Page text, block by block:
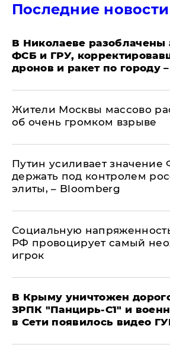
Последние новости
В Николаеве разоблачены
ФСБ и ГРУ,
дронов и ракет по городу
Жители Москвы массово
об очень громком взрыве
Путин усиливает значение
держать под контролем
элиты, – Bloomberg
Социальную
РФ провоцирует самый
игрок
В Крыму уничтожен
ЗРПК "Панцирь-С1" и
в Сети появилось видео